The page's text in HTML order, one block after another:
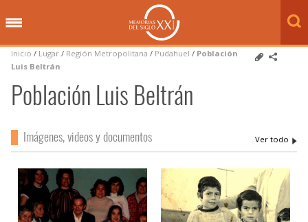
Inicio / Lugar / Región Metropolitana / Pudahuel / Población
Luis Beltrán
Población Luis Beltrán
Imágenes, videos y documentos